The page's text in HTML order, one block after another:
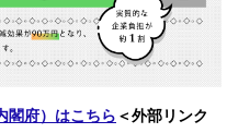
閣府）はこちら ＜外部リンク